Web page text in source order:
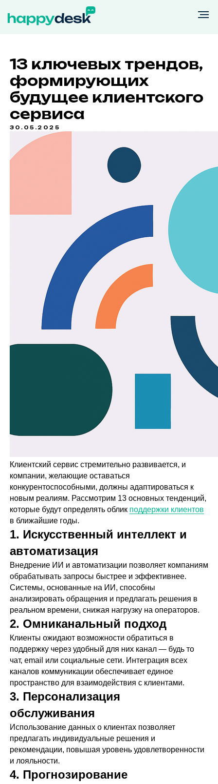
Возможности Тарифы
13 ключевых трендов,
формирующих
будущее клиентского
сервиса
30.05.2025
Клиентский сервис стремительно развивается, и
компании, желающие оставаться
конкурентоспособными, должны адаптироваться к
новым реалиям. Рассмотрим 13 основных тенденций,
которые будут определять облик поддержки клиентов
в ближайшие годы.
1. Искусственный интеллект и
автоматизация
Внедрение ИИ и автоматизации позволяет компаниям
обрабатывать запросы быстрее и эффективнее.
Системы, основанные на ИИ, способны
анализировать обращения и предлагать решения в
реальном времени, снижая нагрузку на операторов.
2. Омниканальный подход
Клиенты ожидают возможности обратиться в
поддержку через удобный для них канал — будь то
чат, email или социальные сети. Интеграция всех
каналов коммуникации обеспечивает единое
пространство для взаимодействия с клиентами.
3. Персонализация
обслуживания
Использование данных о клиентах позволяет
предлагать индивидуальные решения и
рекомендации, повышая уровень удовлетворенности
и лояльности.
4. Прогнозирование